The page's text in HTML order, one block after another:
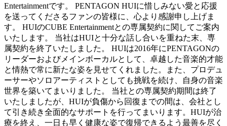
Entertainmentです。 PENTAGON HUIに惜しみない愛と応援
を送ってくださるファンの皆様に、心より感謝申し上げま
す。 HUIのCUBE Entertainmentとの専属契約に関してご案内
いたします。 当社はHUIと十分な話し合いを重ねた末、専
属契約を終了いたしました。 HUIは2016年にPENTAGONの
リーダーおよびメインボーカルとして、卓越した音楽的才能
と情熱で常に新たな姿を見せてくれました。また、プロデュ
ーサーやソロアーティストとしても挑戦を続け、自身の音楽
世界を築いてまいりました。 当社との専属契約期間は終了
いたしましたが、HUIが負傷から回復までの間は、会社とし
て引き続き全面的なサポートを行ってまいります。HUIが治
療を終え、一日も早く健康な姿で復帰できるよう最善を尽く